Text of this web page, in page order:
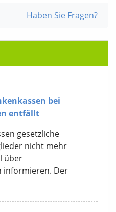
Haben Sie Fragen?
bei
entfällt
gesetzliche
nicht mehr
über
informieren. Der